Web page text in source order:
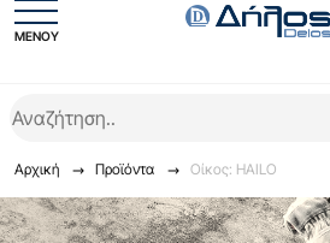
ΜΕΝΟΥ
Αρχική Προϊόντα Οίκος: HAILO